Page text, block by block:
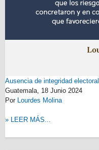
Ausencia de integridad electoral
Guatemala, 18 Junio 2024
Por Lourdes Molina
» LEER MÁS...